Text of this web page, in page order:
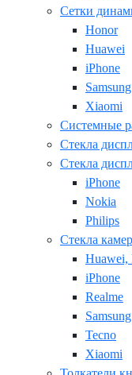
Сетки
Honor
Huawei
iPhone
Samsung
Xiaomi
Системные
Стекла
Стекла
iPhone
Nokia
Philips
Стекла
Huawei,
iPhone
Realme
Samsung
Tecno
Xiaomi